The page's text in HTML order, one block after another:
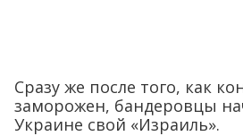
Сразу же после того, как
заморожен, бандеровцы
Украине свой «Израиль».